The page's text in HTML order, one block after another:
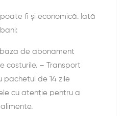
fi și economică. Iată
de abonament
costurile. – Transport
pachetul de 14 zile
cu atenție pentru a